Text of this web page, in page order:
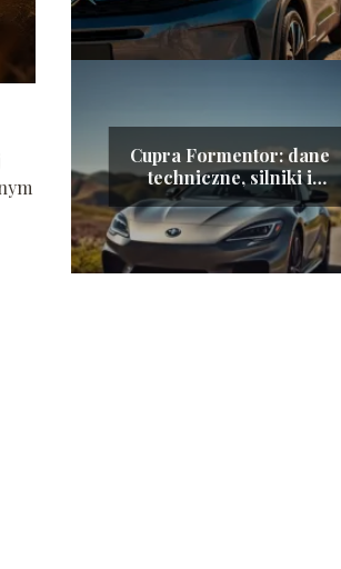
Cupra Formentor: dane
techniczne, silniki i
osiągi w jednym
miejscu